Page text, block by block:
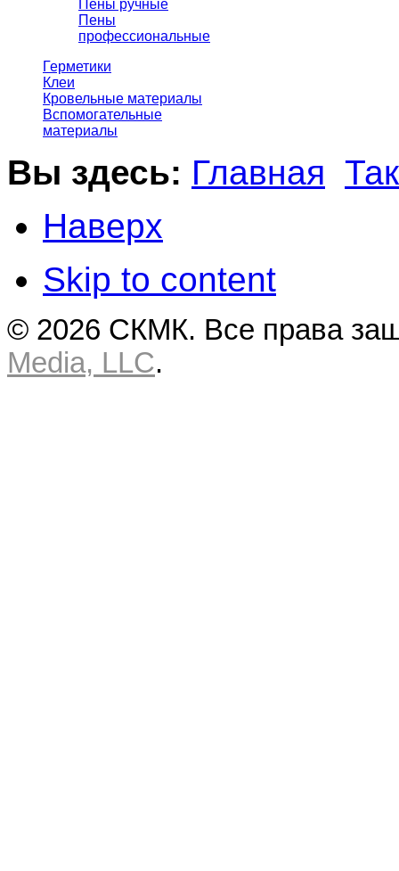
Пены ручные
Пены
профессиональные
Герметики
Клеи
Кровельные материалы
Вспомогательные
материалы
Вы здесь: Главная
Наверх
Skip to content
© 2026 СКМК. Все права
Media, LLC.